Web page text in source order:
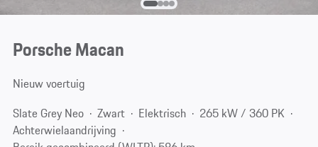
Porsche Macan
Nieuw voertuig
Slate Grey Neo
Zwart Elektrisch
265 kW / 360 PK
Achterwielaandrijving